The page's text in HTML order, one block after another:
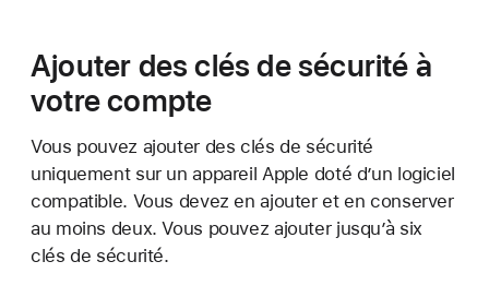
Ajouter des clés de sécurité à
votre compte
Vous pouvez ajouter des clés de sécurité
uniquement sur un appareil Apple doté d’un logiciel
compatible. Vous devez en ajouter et en conserver
au moins deux. Vous pouvez ajouter jusqu’à six
clés de sécurité.